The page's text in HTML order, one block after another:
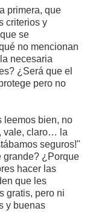
primera, que
criterios y
se
no mencionan
necesaria
¿Será que el
pero no
leemos bien, no
vale, claro… la
seguros!"
grande? ¿Porque
hacer las
que les
gratis, pero ni
y buenas